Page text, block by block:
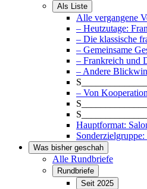
Als Liste
Alle vergangene
– Heutzutage:
– Die klassische
– Gemeinsame
– Frankreich und
– Andere
– Von
Hauptformat:
Was bisher geschah
Alle Rundbriefe
Rundbriefe
Seit 2025